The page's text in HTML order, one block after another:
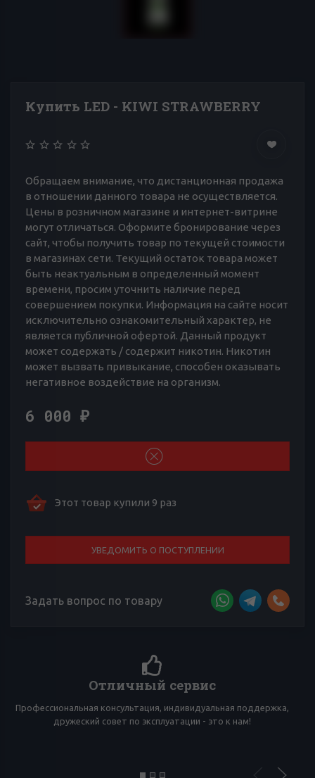
Купить LED - KIWI STRAWBERRY
Обращаем внимание, что дистанционная продажа
в отношении данного товара не осуществляется.
Цены в розничном магазине и интернет-витрине
могут отличаться. Оформите бронирование через
сайт, чтобы получить товар по текущей стоимости
в магазинах сети. Текущий остаток товара может
быть неактуальным в определенный момент
времени, просим уточнить наличие перед
совершением покупки. Информация на сайте носит
исключительно ознакомительный характер, не
является публичной офертой. Данный продукт
может содержать / содержит никотин. Никотин
может вызвать привыкание, способен оказывать
негативное воздействие на организм.
6 000 ₽
Этот товар купили 9 раз
УВЕДОМИТЬ О ПОСТУПЛЕНИИ
Задать вопрос по товару
Более 4000 отзывов к товарам
Сложно выбирать среди множества товаров? Тебе помогут
многочисленные отзывы товарищей по вейпингу!